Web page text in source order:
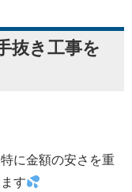
抜き工事を
に金額の安さを重
す